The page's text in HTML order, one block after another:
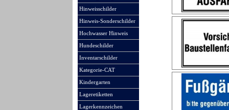
Hinweisschilder
Hinweis-Sonderschilder
Hochwasser Hinweis
Hundeschilder
Inventarschilder
Kategorie-CAT
Kindergarten
Lageretiketten
Lagerkennzeichen